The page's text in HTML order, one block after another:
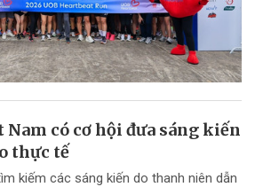
có cơ hội đưa sáng kiến
thực tế
kiếm các sáng kiến do thanh niên dẫn